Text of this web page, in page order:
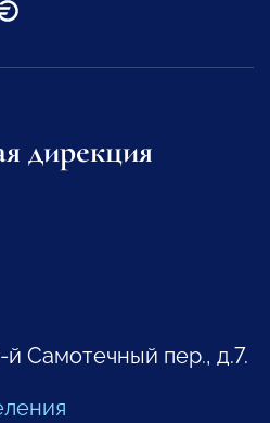
дирекция
й Самотечный пер., д.7.